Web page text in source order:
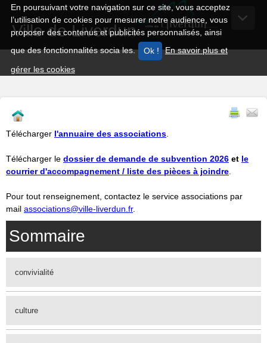
En poursuivant votre navigation sur ce site, vous acceptez
l’utilisation de cookies pour mesurer notre audience, vous
proposer des contenus et publicités personnalisés, ainsi
que des fonctionnalités socia les.
En savoir plus et
gérer les cookies
Ville de Liverdun
Télécharger l'annuaire des associations.
Télécharger le dossier de demande de subvention 2026 et le
courrier d'accompagnement / liste des pièces à joindre.
Pour tout renseignement, contactez le service associations par
mail associations@ville-liverdun.fr.
Sommaire
convivialité
culture